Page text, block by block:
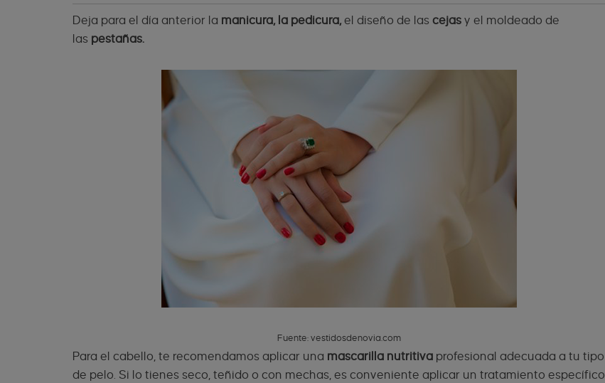
Deja para el día anterior la manicura, la pedicura, el diseño de las cejas y el moldeado de
las pestañas.
Fuente: vestidosdenovia.com
Para el cabello, te recomendamos aplicar una mascarilla nutritiva profesional adecuada a tu tipo
de pelo. Si lo tienes seco, teñido o con mechas, es conveniente aplicar un tratamiento específico